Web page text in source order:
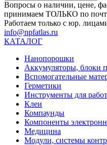
Вопросы о наличии, цене,
принимаем ТОЛЬКО по
Работаем только с юр.
info@npfatlas.ru
КАТАЛОГ
Нанопорошки
Аккумуляторы, блоки
Вспомогательные
Герметики
Инструменты для
Клеи
Компаунды
Компоненты
Медицина
Модули, системы